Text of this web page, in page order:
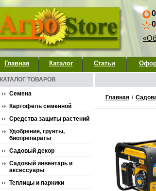
Главная Каталог Статьи
КАТАЛОГ ТОВАРОВ
Семена
Картофель семенной
Средства защиты растений
Удобрения, грунты,
биопрепараты
Садовый декор
Садовый инвентарь и
аксессуары
Теплицы и парники
Главная /